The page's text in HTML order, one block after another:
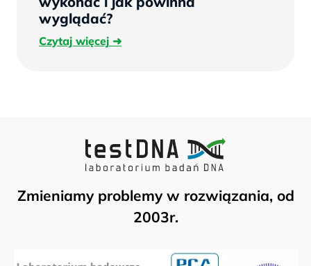
wyglądać?
Czytaj więcejCzytaj
Zmieniamy problemy w rozwiązania, od
2003r.